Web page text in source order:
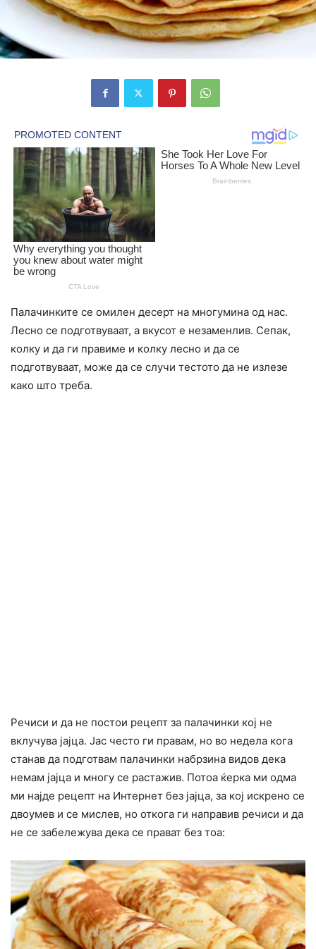
Палачинките се омилен десерт на многумина од нас.
Лесно се подготвуваат, а вкусот е незаменлив. Сепак,
колку и да ги правиме и колку лесно и да се
подготвуваат, може да се случи тестото да не излезе
како што треба.
Речиси и да не постои рецепт за палачинки кој не
вклучува јајца. Јас често ги правам, но во недела кога
станав да подготвам палачинки набрзина видов дека
немам јајца и многу се растажив. Потоа ќерка ми одма
ми најде рецепт на Интернет без јајца, за кој искрено се
двоумев и се мислев, но откога ги направив речиси и да
не се забележува дека се прават без тоа: